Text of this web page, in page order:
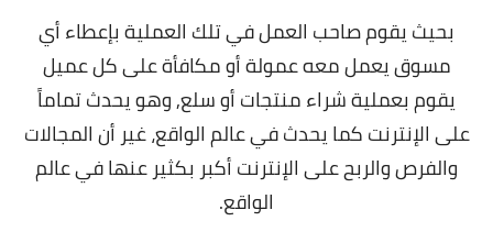
بحيث يقوم صاحب العمل في تلك العملية بإعطاء أي
مسوق يعمل معه عمولة أو مكافأة على كل عميل
يقوم بعملية شراء منتجات أو سلع, وهو يحدث تماماً
على الإنترنت كما يحدث في عالم الواقع، غير أن المجالات
والفرص والربح على الإنترنت أكبر بكثير عنها في عالم
الواقع.